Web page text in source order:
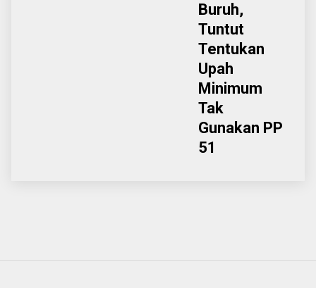
Buruh,
Tuntut
Tentukan
Upah
Minimum
Tak
Gunakan PP
51